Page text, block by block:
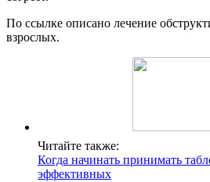
По ссылке описано лечение
взрослых.
Читайте также:
Когда начинать принимать
эффективных